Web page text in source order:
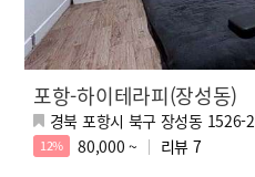
포항-하이테라피(장성동)
경북 포항시 북구 장성동 1526-2
12% 80,000 ~ 리뷰 7